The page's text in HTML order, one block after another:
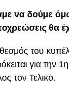
να δούμε
θα
του
για την
τον Τελικό.